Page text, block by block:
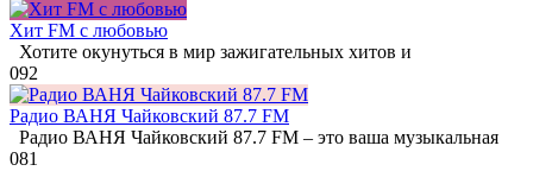
Хит FM с любовью
Хотите окунуться в мир зажигательных хитов и
092
Радио ВАНЯ Чайковский 87.7 FM
Радио ВАНЯ Чайковский 87.7 FM – это ваша музыкальная
081